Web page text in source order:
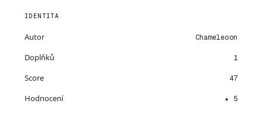
IDENTITA
Autor Chameleoon
Doplňků 1
Score 47
Hodnocení ★ 5